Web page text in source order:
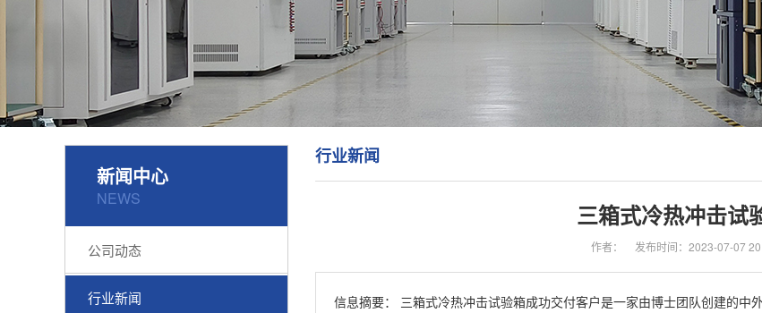
新闻中心
NEWS
公司动态
行业新闻
行业新闻
三箱式冷热冲击试
作者： 发布时间：2023-07-07
信息摘要： 三箱式冷热冲击试验箱成功交付客户是一家由博士团队创建的中
高低温环境试验箱价格？